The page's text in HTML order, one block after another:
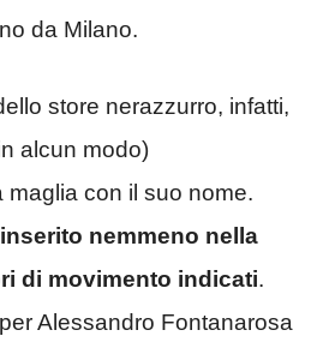
da Milano.
store nerazzurro, infatti,
alcun modo)
maglia con il suo nome.
nemmeno nella
di movimento indicati.
Alessandro Fontanarosa